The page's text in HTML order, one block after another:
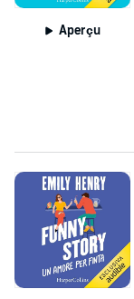
Aperçu